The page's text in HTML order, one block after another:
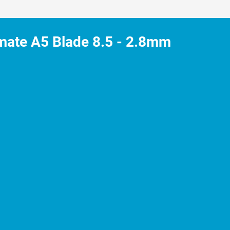
tondeuse kopjes
het belangrijk om na het gebruik van de NL Clipr. Snap-On tondeuse
af te halen en schoon te maken. Na het schoonmaken maak je
of oxideren.
A5 Blade 8.5 - 2.8mm